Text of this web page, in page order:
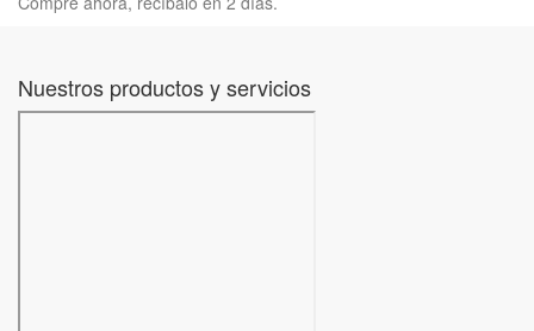
Nuestros productos y servicios